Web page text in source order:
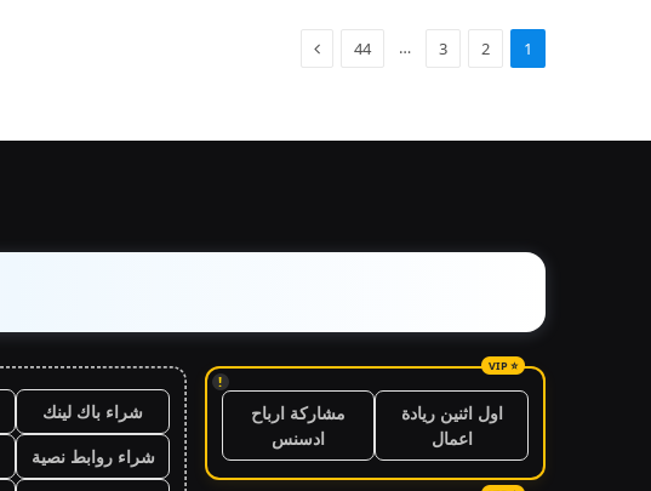
1
2
3
…
44
!
اول اثنين ريادة
اعمال
مشاركة ارباح
ادسنس
شراء باك لينك
شراء روابط نصية